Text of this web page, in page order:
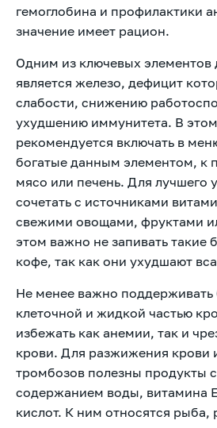
гемоглобина и профилактики
значение имеет рацион.
Одним из ключевых элементов
является железо, дефицит
слабости, снижению
ухудшению иммунитета. В
рекомендуется включать в
богатые данным элементом, к
мясо или печень. Для лучшего
сочетать с источниками
свежими овощами, фруктами
этом важно не запивать такие
кофе, так как они ухудшают
Не менее важно
клеточной и жидкой частью
избежать как анемии, так и
крови. Для разжижения крови
тромбозов полезны продукты
содержанием воды, витамина
кислот. К ним относятся рыба,